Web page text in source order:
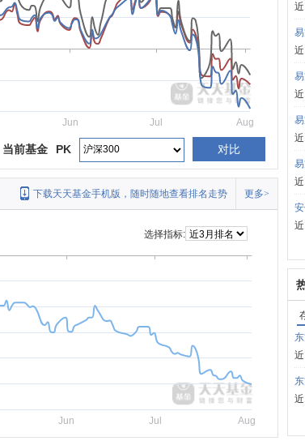
Jun Jul Aug
对比
PK
当前基金
更多>
下载天天基金手机版，随时随地查看排名走势
选择指标:
Jun Jul Aug